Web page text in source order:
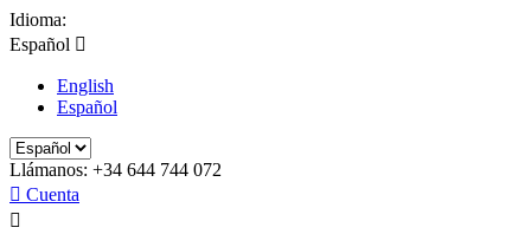
Idioma:
Español 
English
Español
Llámanos: +34 644 744 072
 Cuenta
